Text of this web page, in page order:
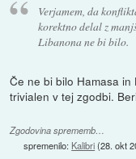
Verjamem, da
korektno delal z
Libanona ne bi bilo.
Če ne bi bilo Hamasa
trivialen v tej zgodbi.
Zgodovina sprememb…
spremenilo: Kalibri(28. okt